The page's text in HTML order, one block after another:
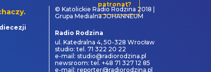
patronat?
© Katolickie Radio Rodzina 2018 |
Grupa Medialna JOHANNEUM
Radio Rodzina
ul. Katedralna 4, 50-328 Wrocław
studio: tel. 71 322 20 22
e-mail: studio@radiorodzina.pl
newsroom: tel. +48 71 327 12 85
e-mail: reporter@radiorodzina.pl